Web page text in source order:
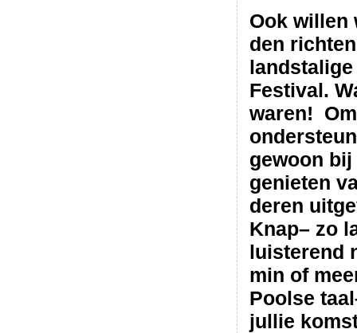
Ook wil­len
den
Festi­val.
waren!
gewoon
genie­ten
de­ren
Knap– zo
luiste­rend
min of
Poolse
jul­lie